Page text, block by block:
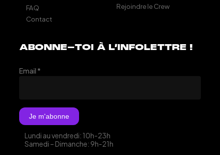
FAQ
Contact
Rejoindre le Crew
ABONNE-TOI À L’INFOLETTRE !
Email *
Lundi au vendredi: 10h-23h
Samedi – Dimanche: 9h-21h